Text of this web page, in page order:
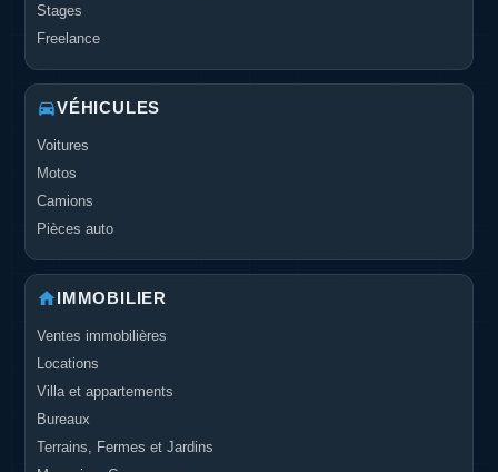
Stages
Freelance
VÉHICULES
Voitures
Motos
Camions
Pièces auto
IMMOBILIER
Ventes immobilières
Locations
Villa et appartements
Bureaux
Terrains, Fermes et Jardins